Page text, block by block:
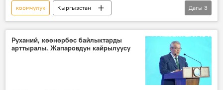
коомчулук
Кыргызстан
Дастан Бекешев
мыйзам
кылмыш
Дагы 3
Руханий, көөнөрбөс байлыктарды
арттыралы. Жапаровдун кайрылуусу